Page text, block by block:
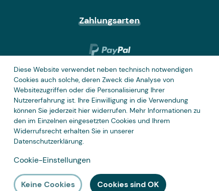
Zahlungsarten
Diese Website verwendet neben technisch notwendigen
Cookies auch solche, deren Zweck die Analyse von
Websitezugriffen oder die Personalisierung Ihrer
Nutzererfahrung ist. Ihre Einwilligung in die Verwendung
können Sie jederzeit hier widerrufen. Mehr Informationen zu
den im Einzelnen eingesetzten Cookies und Ihrem
Widerrufsrecht erhalten Sie in unserer
Datenschutzerklärung.
Cookie-Einstellungen
Keine Cookies Cookies sind OK